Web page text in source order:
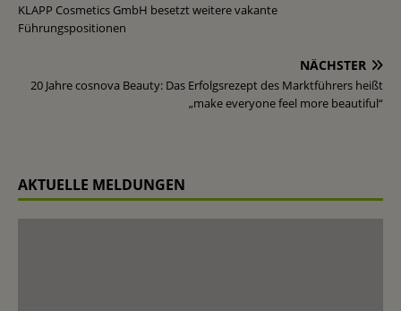
KLAPP Cosmetics GmbH besetzt weitere vakante
Führungspositionen
NÄCHSTER
20 Jahre cosnova Beauty: Das Erfolgsrezept des Marktführers heißt
„make everyone feel more beautiful“
AKTUELLE MELDUNGEN